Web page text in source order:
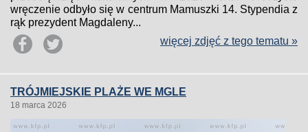
wręczenie odbyło się w centrum Mamuszki 14. Stypendia z
rąk prezydent Magdaleny...
więcej zdjęć z tego tematu »
TRÓJMIEJSKIE PLAŻE WE MGLE
18 marca 2026